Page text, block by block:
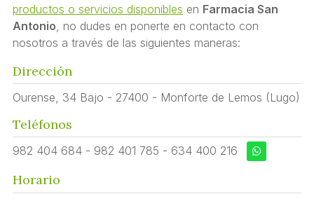
productos o servicios disponibles en Farmacia San
Antonio , no dudes en ponerte en contacto con
nosotros a través de las siguientes maneras:
Dirección
Ourense, 34 Bajo - 27400 - Monforte de Lemos (Lugo)
Teléfonos
982 404 684 - 982 401 785 - 634 400 216
Horario